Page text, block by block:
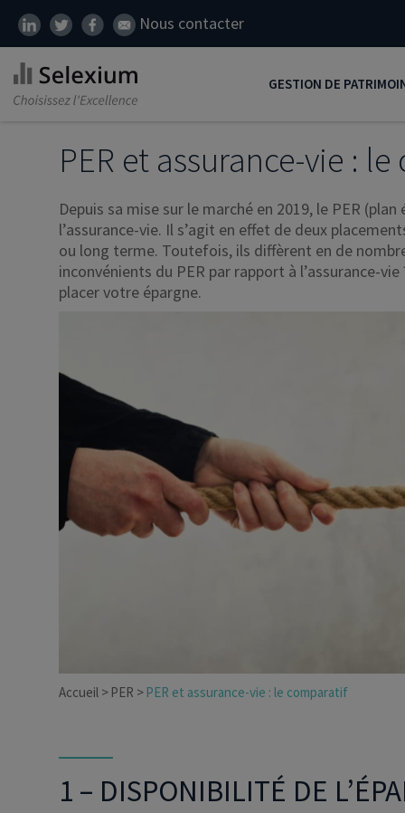
Nous contacter
GESTION DE
Réduire ses impôts
Préparer sa retraite
Transmission de
Conseils fiscalité
PER et assurance-vie :
Depuis sa mise sur le marché en 2019, le PER
l’assurance-vie. Il s’agit en effet de deux
ou long terme. Toutefois, ils diffèrent en de
inconvénients du PER par rapport à l’assurance-
placer votre épargne.
Accueil PER PER et assurance-vie : le comparatif
1 – DISPONIBILITÉ DE